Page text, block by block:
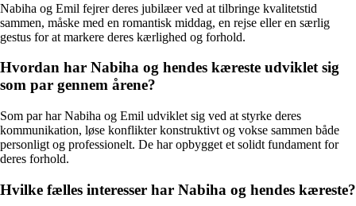
Nabiha og Emil fejrer deres jubilæer ved at tilbringe kvalitetstid
sammen, måske med en romantisk middag, en rejse eller en særlig
gestus for at markere deres kærlighed og forhold.
Hvordan har Nabiha og hendes kæreste udviklet sig
som par gennem årene?
Som par har Nabiha og Emil udviklet sig ved at styrke deres
kommunikation, løse konflikter konstruktivt og vokse sammen både
personligt og professionelt. De har opbygget et solidt fundament for
deres forhold.
Hvilke fælles interesser har Nabiha og hendes kæreste?